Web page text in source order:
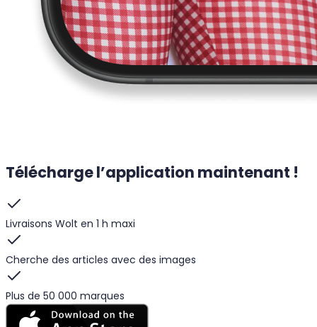
Télécharge l’application maintenant !
Livraisons Wolt en 1 h maxi
Cherche des articles avec des images
Plus de 50 000 marques